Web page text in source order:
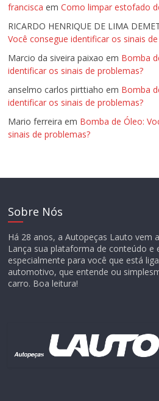
francisca emComo limpar estofado
RICARDO HENRIQUE DE LIMA
Você consegue identificar os sinais
Marcio da siveira paixao em Bomba
identificar os sinais de problemas?
anselmo carlos pirttiaho em Bomba
identificar os sinais de problemas?
Mario ferreira em Bomba de Óleo:
sinais de problemas?
Sobre Nós
Há 28 anos, a Autopeças Lauto vem
Lança sua plataforma de conteúdo e
especialmente para você que está
automotivo, que entende ou
carro. Boa leitura!